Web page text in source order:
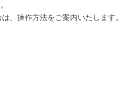
、操作方法をご案内いたします。